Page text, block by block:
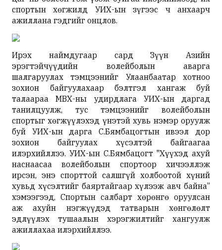
спортын хөгжилд УИХ-ын зүгээс ч анхаарч
ажиллана гэдгийг онцлов.
Ирэх наймдугаар сард Зүүн Азийн
эрэгтэйчүүдийн волейболын аварга
шалгаруулах тэмцээнийг Улаанбаатар хотноо
зохион байгуулахаар бэлтгэл хангаж буй
талаараа МВХ-ны удирдлага УИХ-ын даргад
танилцуулж, тус тэмцээнийг волейболын
спортыг хөгжүүлэхэд үнэтэй хувь нэмэр оруулж
буй УИХ-ын дарга С.Бямбацогтын ивээл дор
зохион байгуулах хүсэлтэй байгаагаа
илэрхийллээ. УИХ-ын С.Бямбацогт "Хүүхэд ахуй
наснаасаа волейболын спортоор хичээллэж
ирсэн, энэ спорттой салшгүй холбоотой хүний
хувьд хүсэлтийг баяртайгаар хүлээж авч байна”
хэмээгээд, Спортын салбарт хөрөнгө оруулсан
аж ахуйн нэгжүүдэд татварын хөнгөлөлт
эдлүүлэх тушаалын хэрэгжилтийг хангуулж
ажиллахаа илэрхийллээ.